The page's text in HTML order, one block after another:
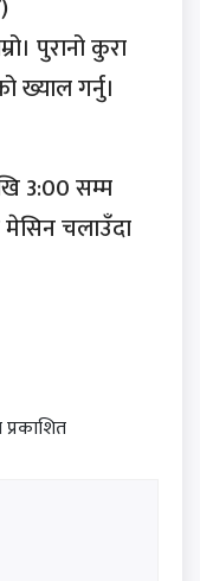
पुरानो कुरा
ख्याल गर्नु।
3:00 सम्म
मेसिन चलाउँदा